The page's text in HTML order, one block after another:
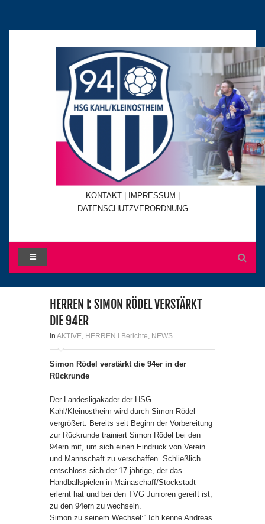
KONTAKT | IMPRESSUM |
DATENSCHUTZVERORDNUNG
HERREN I: SIMON RÖDEL VERSTÄRKT
DIE 94ER
in AKTIVE HERREN I Berichte NEWS
Simon Rödel verstärkt die 94er in der
Rückrunde
Der Landesligakader der HSG
Kahl/Kleinostheim wird durch Simon Rödel
vergrößert. Bereits seit Beginn der Vorbereitung
zur Rückrunde trainiert Simon Rödel bei den
94ern mit, um sich einen Eindruck von Verein
und Mannschaft zu verschaffen. Schließlich
entschloss sich der 17 jährige, der das
Handballspielen in Mainaschaff/Stockstadt
erlernt hat und bei den TVG Junioren gereift ist,
zu den 94ern zu wechseln.
Simon zu seinem Wechsel:“ Ich kenne Andreas